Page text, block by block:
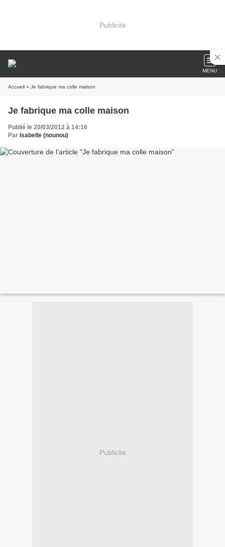
Publicité
MENU
Accueil » Je fabrique ma colle maison
Je fabrique ma colle maison
Publié le 20/03/2012 à 14:16
Par Isabelle (nounou)
Publicité